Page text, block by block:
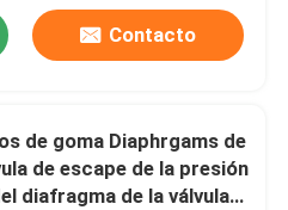
Contacto
de goma Diaphrgams de
de escape de la presión
diafragma de la válvula